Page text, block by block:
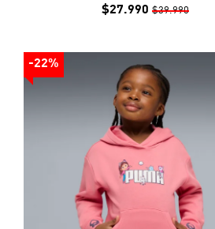
$27.990 $39.990
-22%